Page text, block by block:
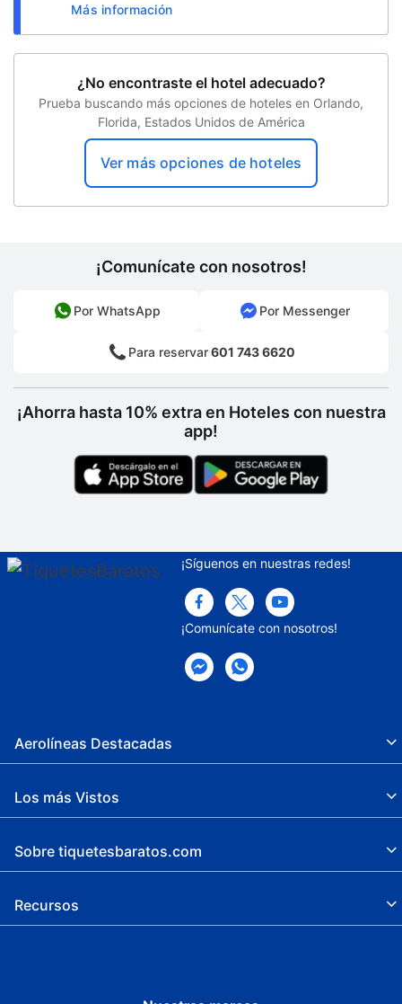
Spa
Servicio a la habitación
Salones de eventos
Club de niños
Tienda de regalos
Más información
¿No encontraste el hotel adecuado?
Prueba buscando más opciones de hoteles en Orlando,
Florida, Estados Unidos de América
Ver más opciones de hoteles
¡Comunícate con nosotros!
Por WhatsApp Por Messenger
Para reservar601 743 6620
¡Ahorra hasta 10% extra en Hoteles con nuestra
app!
¡Síguenos en nuestras redes!
¡Comunícate con nosotros!
Aerolíneas Destacadas
Los más Vistos
Sobre tiquetesbaratos.com
Recursos